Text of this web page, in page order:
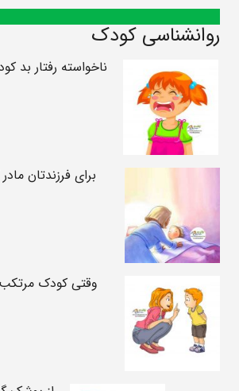
روانشناسی کودک
ناخواسته رفتار بد
برای فرزندتان
وقتی کودک